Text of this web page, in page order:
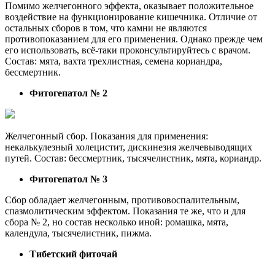
Помимо желчегонного эффекта, оказывает положительное
воздействие на функционирование кишечника. Отличие от
остальных сборов в том, что камни не являются
противопоказанием для его применения. Однако прежде чем
его использовать, всё-таки проконсультируйтесь с врачом.
Состав: мята, вахта трехлистная, семена кориандра,
бессмертник.
Фитогепатол № 2
Желчегонный сбор. Показания для применения:
некалькулезный холецистит, дискинезия желчевыводящих
путей. Состав: бессмертник, тысячелистник, мята, кориандр.
Фитогепатол № 3
Сбор обладает желчегонным, противовоспалительным,
спазмолитическим эффектом. Показания те же, что и для
сбора № 2, но состав несколько иной: ромашка, мята,
календула, тысячелистник, пижма.
Тибетский фиточай